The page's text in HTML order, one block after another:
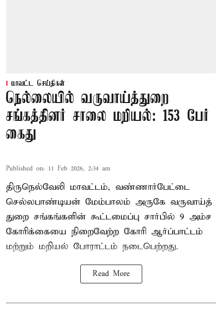
மாவட்ட செய்திகள்
நெல்லையில் வருவாய்த்துறை
சங்கத்தினர் சாலை மறியல்: 153 பேர்
கைது
Published on: 11 Feb 2026, 2:34 am
திருநெல்வேலி மாவட்டம், வண்ணார்பேட்டை
செல்லபாண்டியன் மேம்பாலம் அருகே வருவாய்த்
துறை சங்கங்களின் கூட்டமைப்பு சார்பில் 9 அம்ச
கோரிக்கையை நிறைவேற்ற கோரி ஆர்ப்பாட்டம்
மற்றும் மறியல் போராட்டம் நடைபெற்றது.
Read More